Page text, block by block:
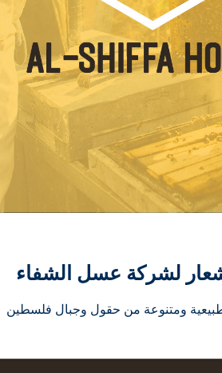
لشركة عسل الشفاء
ومتنوعة من حقول وجبال فلسطين